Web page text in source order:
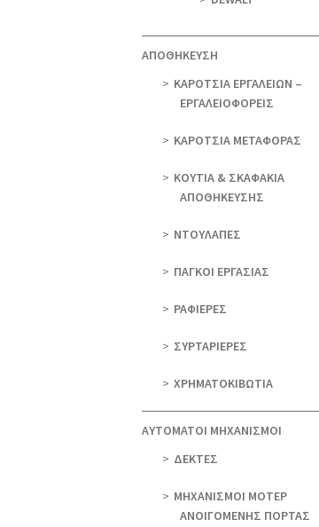
ΑΠΟΘΗΚΕΥΣΗ
ΚΑΡΟΤΣΙΑ ΕΡΓΑΛΕΙΩΝ –
ΕΡΓΑΛΕΙΟΦΟΡΕΙΣ
ΚΑΡΟΤΣΙΑ ΜΕΤΑΦΟΡΑΣ
ΚΟΥΤΙΑ & ΣΚΑΦΑΚΙΑ
ΑΠΟΘΗΚΕΥΣΗΣ
ΝΤΟΥΛΑΠΕΣ
ΠΑΓΚΟΙ ΕΡΓΑΣΙΑΣ
ΡΑΦΙΕΡΕΣ
ΣΥΡΤΑΡΙΕΡΕΣ
ΧΡΗΜΑΤΟΚΙΒΩΤΙΑ
ΑΥΤΟΜΑΤΟΙ ΜΗΧΑΝΙΣΜΟΙ
ΔΕΚΤΕΣ
ΜΗΧΑΝΙΣΜΟΙ ΜΟΤΕΡ
ΑΝΟΙΓΟΜΕΝΗΣ ΠΟΡΤΑΣ